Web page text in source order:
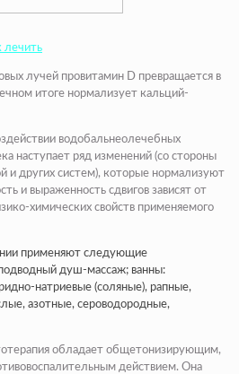
лечить
лучей провитамин D превращается в
итоге нормализует кальций-
водобальнеолечебных
наступает ряд изменений (со стороны
и других систем), которые нормализуют
и выраженность сдвигов зависят от
химических свойств применяемого
применяют следующие
душ-массаж; ванны:
натриевые (соляные), рапные,
азотные, сероводородные,
обладает общетонизирующим,
действием. Она